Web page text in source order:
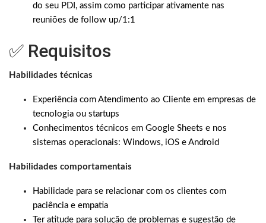
do seu PDI, assim como participar ativamente nas
reuniões de follow up/1:1
✅ Requisitos
Habilidades técnicas
Experiência com Atendimento ao Cliente em empresas de
tecnologia ou startups
Conhecimentos técnicos em Google Sheets e nos
sistemas operacionais: Windows, iOS e Android
Habilidades comportamentais
Habilidade para se relacionar com os clientes com
paciência e empatia
Ter atitude para solução de problemas e sugestão de